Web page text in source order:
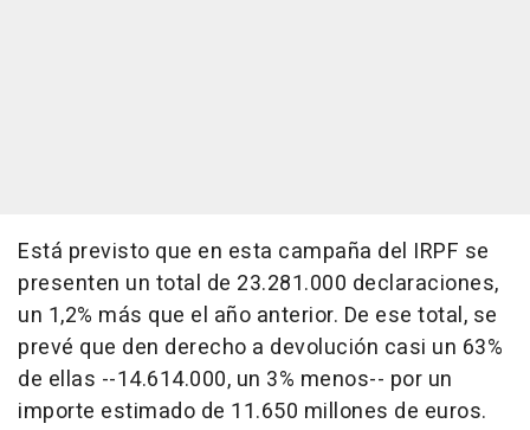
Está previsto que en esta campaña del IRPF se
presenten un total de 23.281.000 declaraciones,
un 1,2% más que el año anterior. De ese total, se
prevé que den derecho a devolución casi un 63%
de ellas --14.614.000, un 3% menos-- por un
importe estimado de 11.650 millones de euros.